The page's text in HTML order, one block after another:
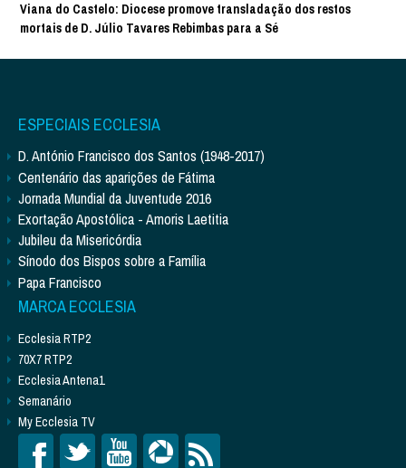
Viana do Castelo: Diocese promove transladação dos restos
mortais de D. Júlio Tavares Rebimbas para a Sé
ESPECIAIS ECCLESIA
D. António Francisco dos Santos (1948-2017)
Centenário das aparições de Fátima
Jornada Mundial da Juventude 2016
Exortação Apostólica - Amoris Laetitia
Jubileu da Misericórdia
Sínodo dos Bispos sobre a Família
Papa Francisco
MARCA ECCLESIA
Ecclesia RTP2
70X7 RTP2
Ecclesia Antena1
Semanário
My Ecclesia TV